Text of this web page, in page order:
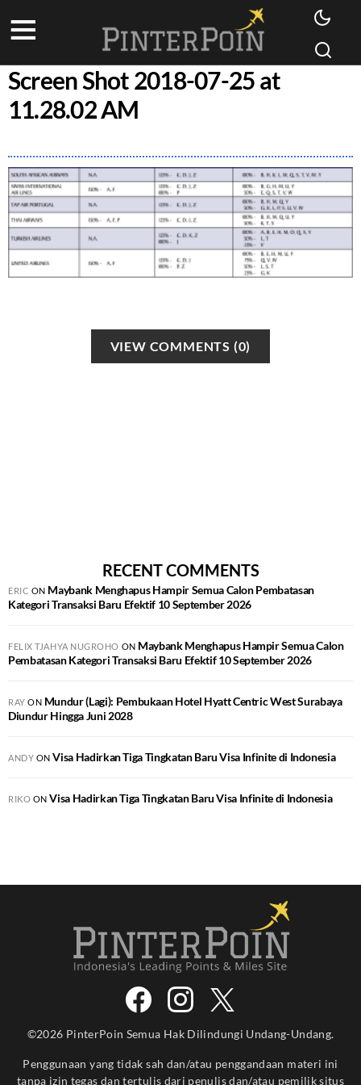
Screen Shot 2018-07-25 at
11.28.02 AM
VIEW COMMENTS (0)
RECENT COMMENTS
ERIC ON Maybank Menghapus Hampir Semua Calon Pembatasan
Kategori Transaksi Baru Efektif 10 September 2026
FELIX TJAHYA NUGROHO ON Maybank Menghapus Hampir Semua Calon
Pembatasan Kategori Transaksi Baru Efektif 10 September 2026
RAY ON Mundur (Lagi): Pembukaan Hotel Hyatt Centric West Surabaya
Diundur Hingga Juni 2028
ANDY ONVisa Hadirkan Tiga Tingkatan Baru Visa Infinite di Indonesia
RIKO ONVisa Hadirkan Tiga Tingkatan Baru Visa Infinite di Indonesia
©2026 PinterPoin Semua Hak Dilindungi Undang-Undang.
Penggunaan yang tidak sah dan/atau penggandaan materi ini
tanpa izin tegas dan tertulis dari penulis dan/atau pemilik situs